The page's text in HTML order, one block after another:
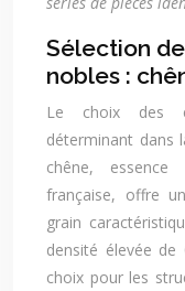
Sélection
nobles :
Le choix des
déterminant dans
chêne,
française, offre
grain
densité élevée
choix pour les